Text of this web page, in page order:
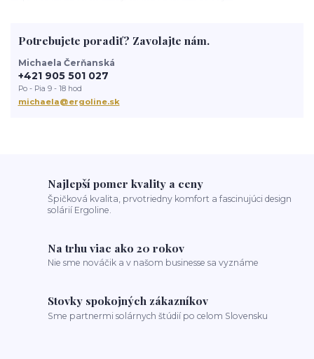
novinky
devoted creations servis solaria
Potrebujete poradiť? Zavolajte nám.
Michaela Čerňanská
+421 905 501 027
Po - Pia 9 - 18 hod
michaela@ergoline.sk
Najlepší pomer kvality a ceny
Špičková kvalita, prvotriedny komfort a fascinujúci design
solárií Ergoline.
Na trhu viac ako 20 rokov
Nie sme nováčik a v našom businesse sa vyznáme
Stovky spokojných zákazníkov
Sme partnermi solárnych štúdií po celom Slovensku